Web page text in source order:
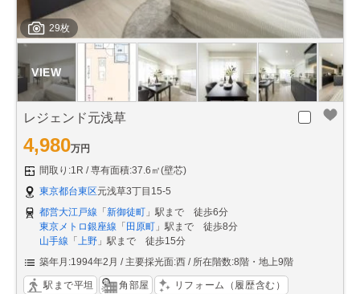
29枚
レジェンド元浅草
4,980万円
間取り:1R
専有面積:37.6㎡(壁芯)
東京都台東区元浅草3丁目15-5
都営大江戸線 「 新御徒町 」駅まで 徒歩6分
東京メトロ銀座線 「 田原町 」駅まで 徒歩8分
山手線 「 上野 」駅まで 徒歩15分
築年月:1994年2月
主要採光面:西 所在階数:8階・地上9階
駅まで平坦 角部屋
リフォーム（履歴含む）